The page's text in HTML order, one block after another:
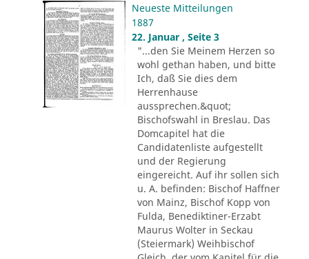
Neueste Mitteilungen
1887
22. Januar , Seite 3
"...den Sie Meinem Herzen so
wohl gethan haben, und bitte
Ich, daß Sie dies dem
Herrenhause
aussprechen.&quot;
Bischofswahl in Breslau. Das
Domcapitel hat die
Candidatenliste aufgestellt
und der Regierung
eingereicht. Auf ihr sollen sich
u. A. befinden: Bischof Haffner
von Mainz, Bischof Kopp von
Fulda, Benediktiner-Erzabt
Maurus Wolter in Seckau
(Steiermark) Weihbischof